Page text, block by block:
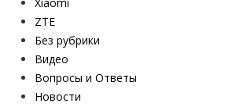
Xiaomi
ZTE
Без рубрики
Видео
Вопросы и Ответы
Новости